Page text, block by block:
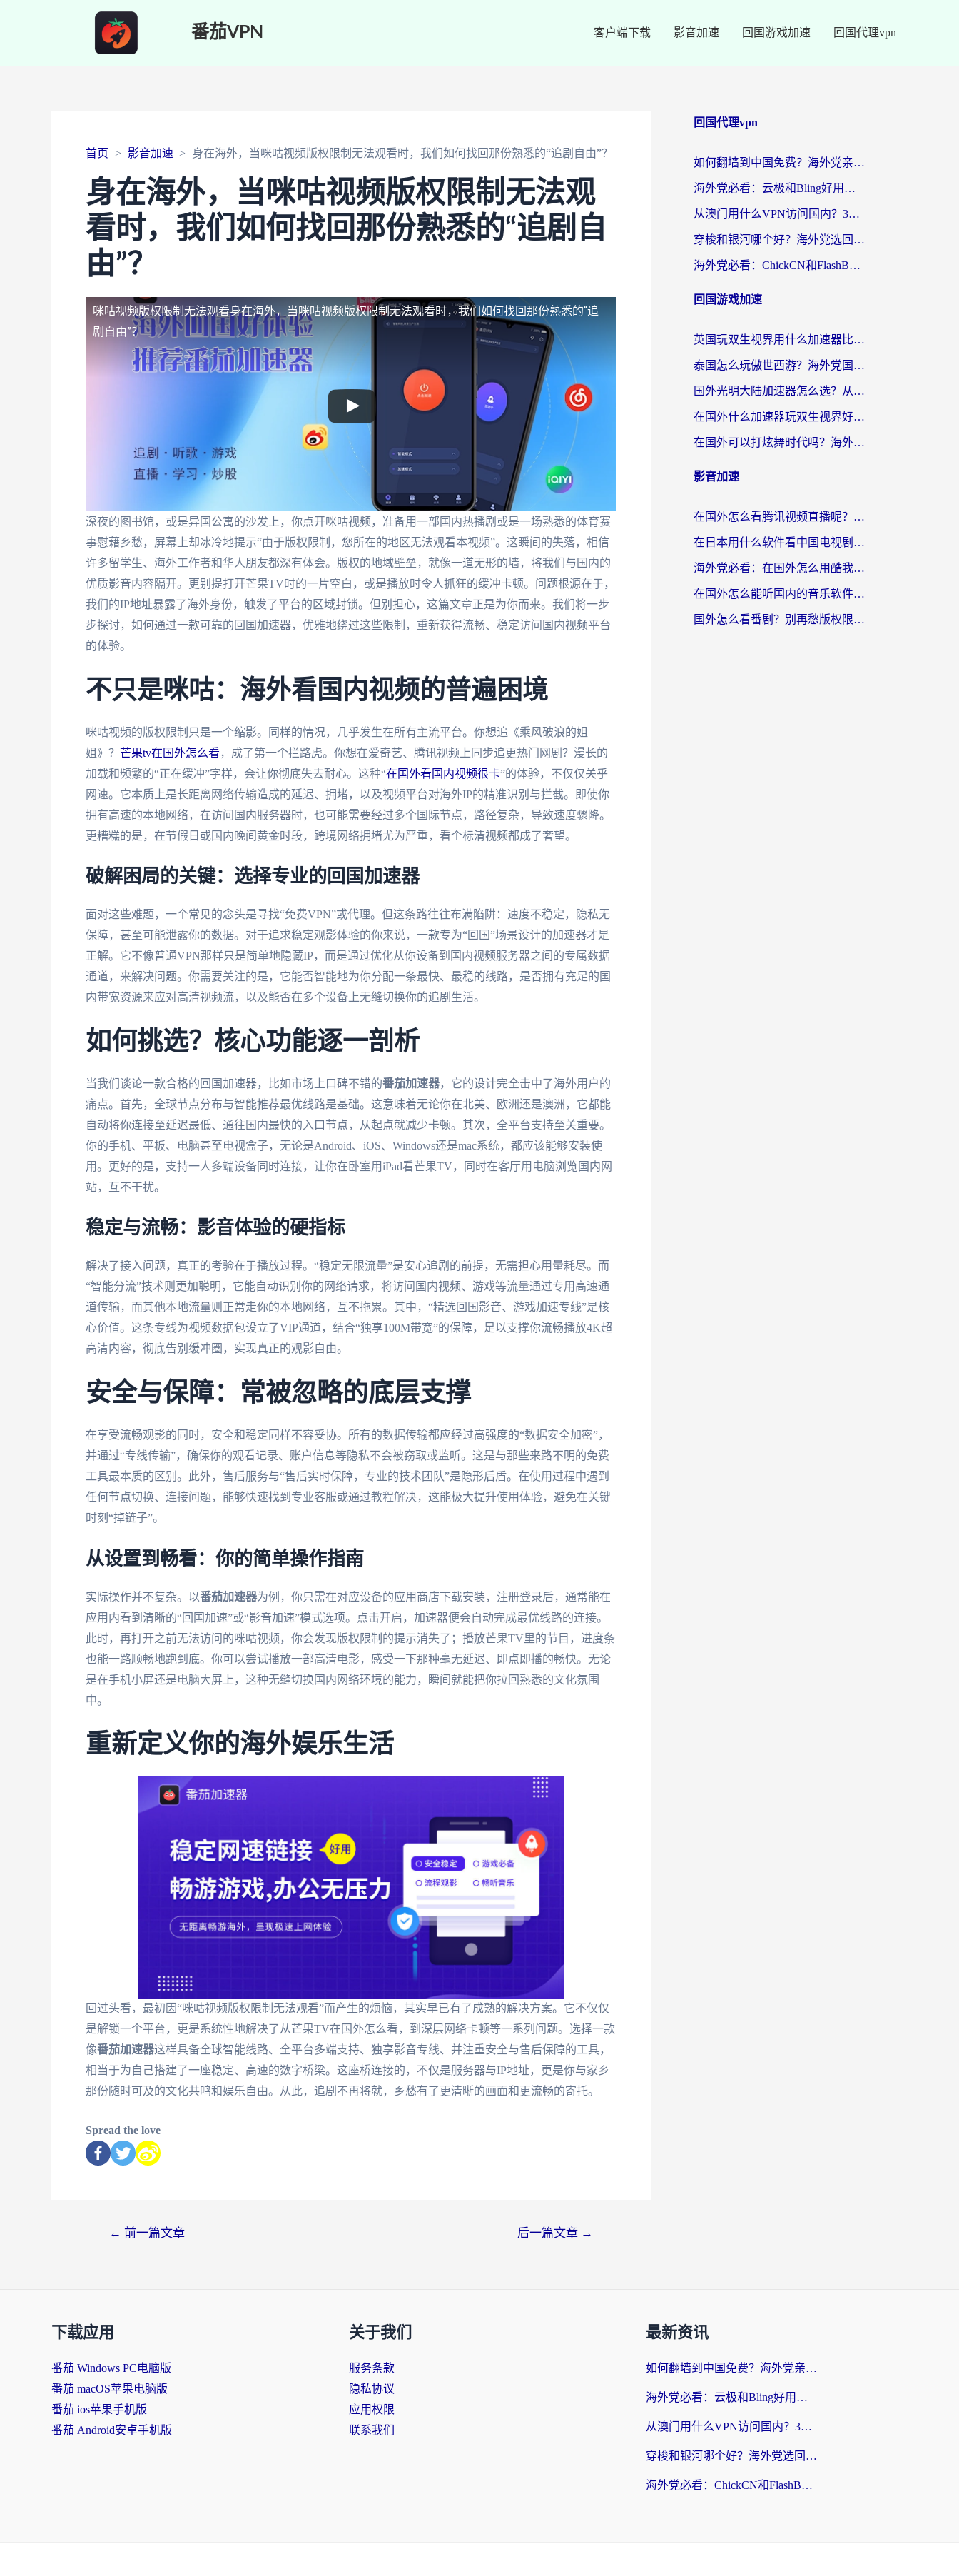
番茄VPN 客户端下载 影音加速 回国游戏加速 回国代理vpn
首页 影音加速 身在海外，当咪咕视频版权限制无法观看时，我们如何找回那份熟悉的“追剧自由”？
身在海外，当咪咕视频版权限制无法观
看时，我们如何找回那份熟悉的“追剧自
由”？
咪咕视频版权限制无法观看身在海外，当咪咕视频版权限制无法观看时，我们如何找回那份熟悉的“追
剧自由”？
深夜的图书馆，或是异国公寓的沙发上，你点开咪咕视频，准备用一部国内热播剧或是一场熟悉的体育赛
事慰藉乡愁，屏幕上却冰冷地提示“由于版权限制，您所在的地区无法观看本视频”。这瞬间的失落，相信
许多留学生、海外工作者和华人朋友都深有体会。版权的地域壁垒，就像一道无形的墙，将我们与国内的
优质影音内容隔开。更别提打开芒果TV时的一片空白，或是播放时令人抓狂的缓冲卡顿。问题根源在于，
我们的IP地址暴露了海外身份，触发了平台的区域封锁。但别担心，这篇文章正是为你而来。我们将一步
步探讨，如何通过一款可靠的回国加速器，优雅地绕过这些限制，重新获得流畅、稳定访问国内视频平台
的体验。
不只是咪咕：海外看国内视频的普遍困境
咪咕视频的版权限制只是一个缩影。同样的情况，几乎发生在所有主流平台。你想追《乘风破浪的姐
姐》？ 芒果tv在国外怎么看 ，成了第一个拦路虎。你想在爱奇艺、腾讯视频上同步追更热门网剧？漫长的
加载和频繁的“正在缓冲”字样，会让你彻底失去耐心。这种“在国外看国内视频很卡”的体验，不仅仅关乎
网速。它本质上是长距离网络传输造成的延迟、拥堵，以及视频平台对海外IP的精准识别与拦截。即使你
拥有高速的本地网络，在访问国内服务器时，也可能需要经过多个国际节点，路径复杂，导致速度骤降。
更糟糕的是，在节假日或国内晚间黄金时段，跨境网络拥堵尤为严重，看个标清视频都成了奢望。
破解困局的关键：选择专业的回国加速器
面对这些难题，一个常见的念头是寻找“免费VPN”或代理。但这条路往往布满陷阱：速度不稳定，隐私无
保障，甚至可能泄露你的数据。对于追求稳定观影体验的你来说，一款专为“回国”场景设计的加速器才是
正解。它不像普通VPN那样只是简单地隐藏IP，而是通过优化从你设备到国内视频服务器之间的专属数据
通道，来解决问题。你需要关注的是，它能否智能地为你分配一条最快、最稳的线路，是否拥有充足的国
内带宽资源来应对高清视频流，以及能否在多个设备上无缝切换你的追剧生活。
如何挑选？核心功能逐一剖析
当我们谈论一款合格的回国加速器，比如市场上口碑不错的番茄加速器，它的设计完全击中了海外用户的
痛点。首先，全球节点分布与智能推荐最优线路是基础。这意味着无论你在北美、欧洲还是澳洲，它都能
自动将你连接至延迟最低、通往国内最快的入口节点，从起点就减少卡顿。其次，全平台支持至关重要。
你的手机、平板、电脑甚至电视盒子，无论是Android、iOS、Windows还是mac系统，都应该能够安装使
用。更好的是，支持一人多端设备同时连接，让你在卧室用iPad看芒果TV，同时在客厅用电脑浏览国内网
站，互不干扰。
稳定与流畅：影音体验的硬指标
解决了接入问题，真正的考验在于播放过程。“稳定无限流量”是安心追剧的前提，无需担心用量耗尽。而
“智能分流”技术则更加聪明，它能自动识别你的网络请求，将访问国内视频、游戏等流量通过专用高速通
道传输，而其他本地流量则正常走你的本地网络，互不拖累。其中，“精选回国影音、游戏加速专线”是核
心价值。这条专线为视频数据包设立了VIP通道，结合“独享100M带宽”的保障，足以支撑你流畅播放4K超
高清内容，彻底告别缓冲圈，实现真正的观影自由。
安全与保障：常被忽略的底层支撑
在享受流畅观影的同时，安全和稳定同样不容妥协。所有的数据传输都应经过高强度的“数据安全加密”，
并通过“专线传输”，确保你的观看记录、账户信息等隐私不会被窃取或监听。这是与那些来路不明的免费
工具最本质的区别。此外，售后服务与“售后实时保障，专业的技术团队”是隐形后盾。在使用过程中遇到
任何节点切换、连接问题，能够快速找到专业客服或通过教程解决，这能极大提升使用体验，避免在关键
时刻“掉链子”。
从设置到畅看：你的简单操作指南
实际操作并不复杂。以番茄加速器为例，你只需在对应设备的应用商店下载安装，注册登录后，通常能在
应用内看到清晰的“回国加速”或“影音加速”模式选项。点击开启，加速器便会自动完成最优线路的连接。
此时，再打开之前无法访问的咪咕视频，你会发现版权限制的提示消失了；播放芒果TV里的节目，进度条
也能一路顺畅地跑到底。你可以尝试播放一部高清电影，感受一下那种毫无延迟、即点即播的畅快。无论
是在手机小屏还是电脑大屏上，这种无缝切换国内网络环境的能力，瞬间就能把你拉回熟悉的文化氛围
中。
重新定义你的海外娱乐生活
回过头看，最初因“咪咕视频版权限制无法观看”而产生的烦恼，其实早已有了成熟的解决方案。它不仅仅
是解锁一个平台，更是系统性地解决了从芒果TV在国外怎么看，到深层网络卡顿等一系列问题。选择一款
像番茄加速器这样具备全球智能线路、全平台多端支持、独享影音专线、并注重安全与售后保障的工具，
相当于为自己搭建了一座稳定、高速的数字桥梁。这座桥连接的，不仅是服务器与IP地址，更是你与家乡
那份随时可及的文化共鸣和娱乐自由。从此，追剧不再将就，乡愁有了更清晰的画面和更流畅的寄托。
Spread the love
← 前一篇文章 后一篇文章 →
回国代理vpn
如何翻墙到中国免费？海外党亲测：从踩坑到选对加速器的全攻略
海外党必看：云极和Bling好用吗？3分钟教你选对回国加速器
从澳门用什么VPN访问国内？3个实用标准帮你避开坑，无缝刷剧听歌
穿梭和银河哪个好？海外党选回国加速器的避坑指南，附番茄加速器实测体验
海外党必看：ChickCN和FlashBack好用吗？3招教你选对回国加速器（附云极、HomeCN、斧牛vs艾果对比）
回国游戏加速
英国玩双生视界用什么加速器比较好？海外党亲测有效的国服游戏加速方案
泰国怎么玩傲世西游？海外党国服游戏加速终极攻略（附光明大陆量子特攻实测）
国外光明大陆加速器怎么选？从卡顿到丝滑的终极指南（含德国玩走开外星人墨西哥玩俄罗斯方块技巧）
在国外什么加速器玩双生视界好用？海外党亲测不踩坑的终极指南
在国外可以打炫舞时代吗？海外玩家国服游戏加速全攻略（附实测推荐）
影音加速
在国外怎么看腾讯视频直播呢？留学生亲测有效的回国加速指南
在日本用什么软件看中国电视剧呢？留学生亲测有效的回国加速方案
海外党必看：在国外怎么用酷我音乐听音乐？告别“地区不支持”的实用指南
在国外怎么能听国内的音乐软件？别让版权限制断了你的“中文歌单”
国外怎么看番剧？别再愁版权限制！一个工具解决所有回国追剧难题
下载应用
番茄 Windows PC电脑版
番茄 macOS苹果电脑版
番茄 ios苹果手机版
番茄 Android安卓手机版
关于我们
服务条款
隐私协议
应用权限
联系我们
最新资讯
如何翻墙到中国免费？海外党亲测：从踩坑到选对加速器的全攻略
海外党必看：云极和Bling好用吗？3分钟教你选对回国加速器
从澳门用什么VPN访问国内？3个实用标准帮你避开坑，无缝刷剧听歌
穿梭和银河哪个好？海外党选回国加速器的避坑指南，附番茄加速器实测体验
海外党必看：ChickCN和FlashBack好用吗？3招教你选对回国加速器（附云极、HomeCN、斧牛vs艾果对比）